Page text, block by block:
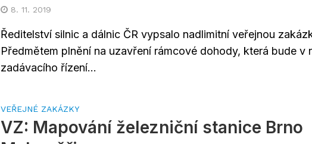
8. 11. 2019
Ředitelství silnic a dálnic ČR vypsalo nadlimitní veřejnou
Předmětem plnění na uzavření rámcové dohody, která bude v
zadávacího řízení...
VEŘEJNÉ ZAKÁZKY
VZ: Mapování železniční stanice Brno